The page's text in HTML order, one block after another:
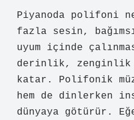
Piyanoda polifoni
fazla sesin,
uyum içinde
derinlik,
katar. Polifonik
hem de dinlerken
dünyaya götürür.